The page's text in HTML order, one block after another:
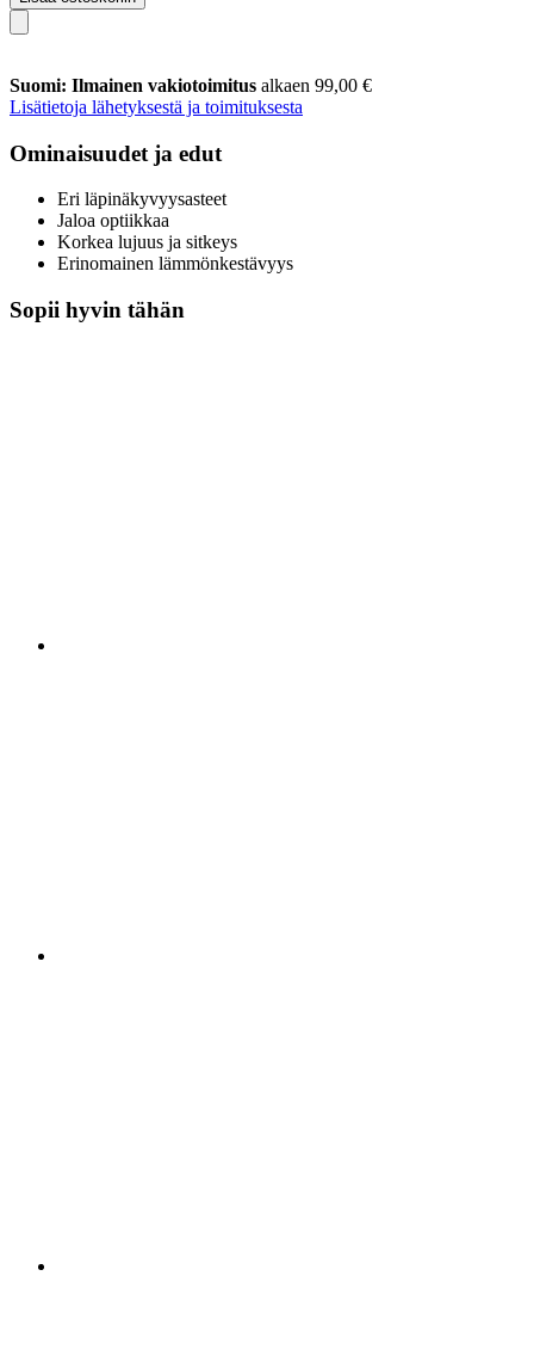
Suomi: Ilmainen vakiotoimitus alkaen 99,00 €
Lisätietoja lähetyksestä ja toimituksesta
Ominaisuudet ja edut
Eri läpinäkyvyysasteet
Jaloa optiikkaa
Korkea lujuus ja sitkeys
Erinomainen lämmönkestävyys
Sopii hyvin tähän